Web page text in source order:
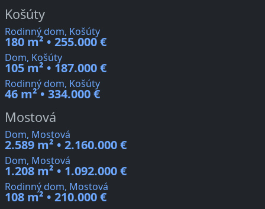
Košúty
Rodinný dom, Košúty
180 m² • 255.000 €
Dom, Košúty
105 m² • 187.000 €
Rodinný dom, Košúty
46 m² • 334.000 €
Mostová
Dom, Mostová
2.589 m² • 2.160.000 €
Dom, Mostová
1.208 m² • 1.092.000 €
Rodinný dom, Mostová
108 m² • 210.000 €